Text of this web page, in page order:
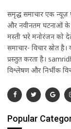
समृद्ध समाचार एक न्यूज़
और नवीनतम घटनाओं के
मस्ती भरे मनोरंजन को
समाचार- विचार स्रोत
प्रस्तुत करता है।
विश्लेषण और निर्भीक
Popular